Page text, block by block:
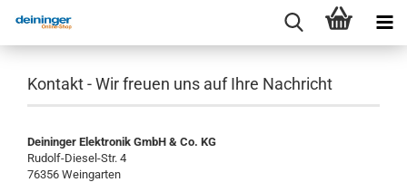
Kontakt - Wir freuen uns auf Ihre Nachricht
Deininger Elektronik GmbH & Co. KG
Rudolf-Diesel-Str. 4
76356 Weingarten